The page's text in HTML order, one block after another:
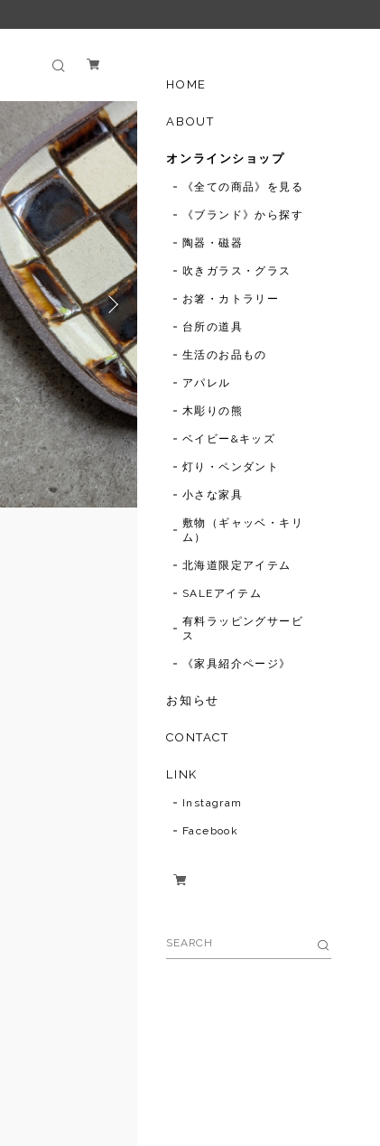
HOME
ABOUT
オンラインショップ
《全ての商品》を見る
《ブランド》から探す
陶器・磁器
吹きガラス・グラス
お箸・カトラリー
台所の道具
生活のお品もの
アパレル
木彫りの熊
ベイビー&キッズ
灯り・ペンダント
小さな家具
敷物（ギャッベ・キリ
ム）
北海道限定アイテム
SALEアイテム
有料ラッピングサービ
ス
《家具紹介ページ》
お知らせ
CONTACT
LINK
Instagram
Facebook